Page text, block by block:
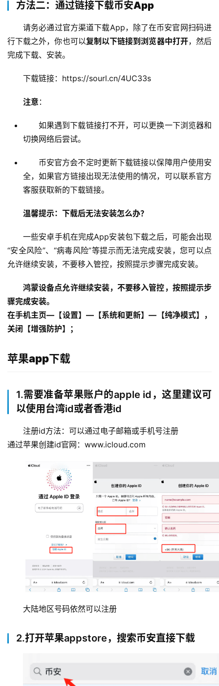
方法二：通过链接下载币安App
请务必通过官方渠道下载App，除了在币安官网扫码进
行下载之外，你也可以复制以下链接到浏览器中打开，然后
完成下载、安装。
下载链接：https://sourl.cn/4UC33s
注意 ：
如果遇到下载链接打不开，可以更换一下浏览器和
切换网络后尝试。
币安官方会不定时更新下载链接以保障用户使用安
全，如果官方链接出现无法使用的情况，可以联系官方
客服获取新的下载链接。
温馨提示：下载后无法安装怎么办？
一些安卓手机在完成App安装包下载之后，可能会出现
“安全风险”、“病毒风险”等提示而无法完成安装，您可以点
允许继续安装，不要移入管控，按照提示步骤完成安装。
鸿蒙设备点允许继续安装，不要移入管控，按照提示步
骤完成安装。
在手机主页—【设置】—【系统和更新】—【纯净模式】，
关闭【增强防护】；
苹果app下载
1.需要准备苹果账户的apple id，这里建议可
以使用台湾id或者香港id
注册id方法：可以通过电子邮箱或手机号注册
通过苹果创建id官网：www.icloud.com
大陆地区号码依然可以注册
2.打开苹果appstore，搜索币安直接下载